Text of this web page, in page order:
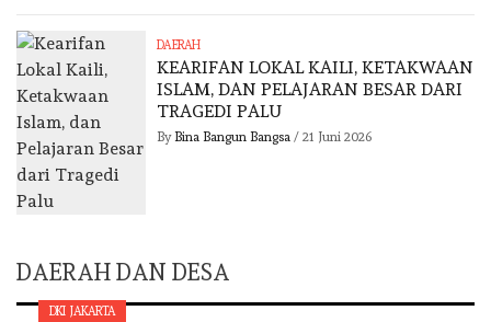
DAERAH
KEARIFAN LOKAL KAILI, KETAKWAAN
ISLAM, DAN PELAJARAN BESAR DARI
TRAGEDI PALU
By Bina Bangun Bangsa/ 21 Juni 2026
DAERAH DAN DESA
DKI JAKARTA